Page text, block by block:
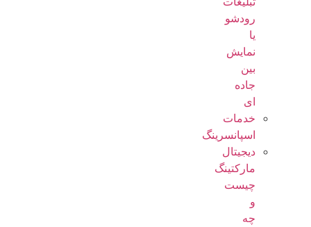
رودشو
یا
نمایش
بین
جاده
ای
خدمات
اسپانسرینگ
دیجیتال
مارکتینگ
چیست
و
چه